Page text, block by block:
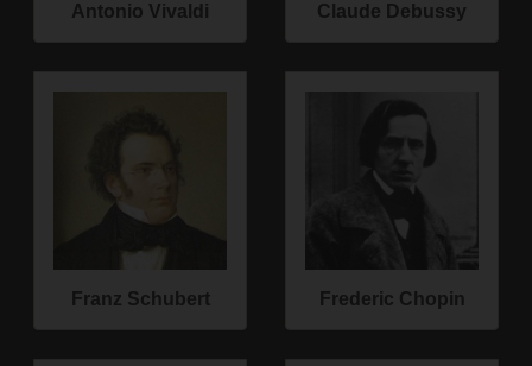
Antonio Vivaldi Claude Debussy
Franz Schubert Frederic Chopin